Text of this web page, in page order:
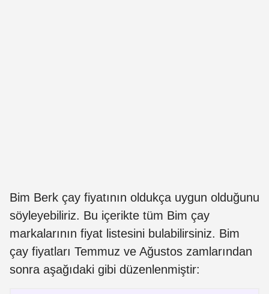
Bim Berk çay fiyatının oldukça uygun olduğunu
söyleyebiliriz. Bu içerikte tüm Bim çay
markalarının fiyat listesini bulabilirsiniz. Bim
çay fiyatları Temmuz ve Ağustos zamlarından
sonra aşağıdaki gibi düzenlenmiştir: